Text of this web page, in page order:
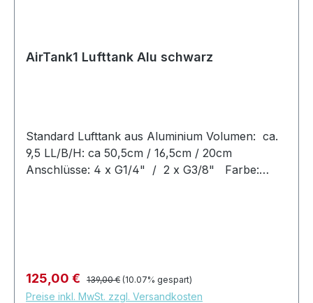
AirTank1 Lufttank Alu schwarz
Standard Lufttank aus Aluminium Volumen: ca.
9,5 LL/B/H: ca 50,5cm / 16,5cm / 20cm
Anschlüsse: 4 x G1/4" / 2 x G3/8" Farbe:
Verkaufspreis:
125,00 € Regulärer Preis:
139,00 € (10.07% gespart)
Preise inkl. MwSt. zzgl. Versandkosten